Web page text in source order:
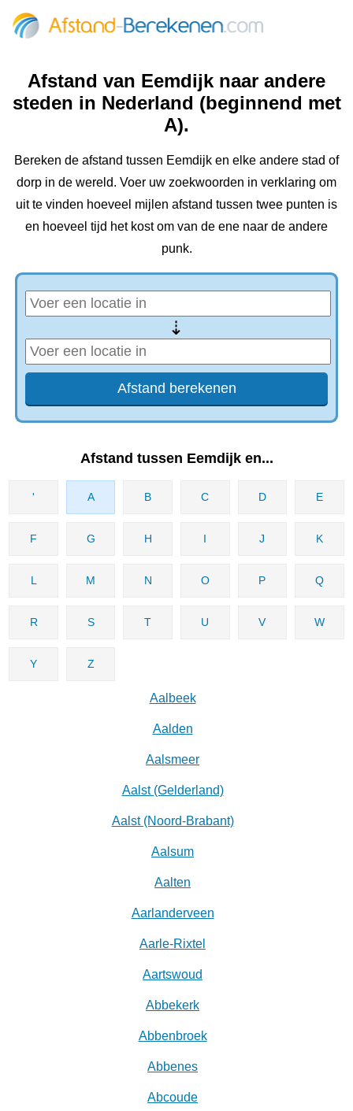
Afstand van Eemdijk naar andere
steden in Nederland (beginnend met
A).
Bereken de afstand tussen Eemdijk en elke andere stad of
dorp in de wereld. Voer uw zoekwoorden in verklaring om
uit te vinden hoeveel mijlen afstand tussen twee punten is
en hoeveel tijd het kost om van de ene naar de andere
punk.
⇢
Afstand tussen Eemdijk en...
' A B C D E
F G H I J K
L M N O P Q
R S T U V W
Y Z
Aalbeek
Aalden
Aalsmeer
Aalst (Gelderland)
Aalst (Noord-Brabant)
Aalsum
Aalten
Aarlanderveen
Aarle-Rixtel
Aartswoud
Abbekerk
Abbenbroek
Abbenes
Abcoude